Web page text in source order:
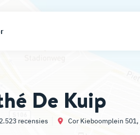
De Kuip
recensies Cor Kieboomplein 501,